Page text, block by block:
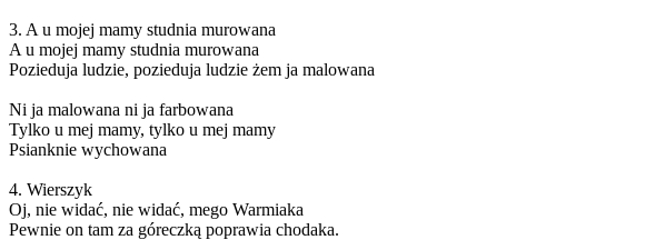
3. A u mojej mamy studnia murowana
A u mojej mamy studnia murowana
Pozieduja ludzie, pozieduja ludzie żem ja malowana
Ni ja malowana ni ja farbowana
Tylko u mej mamy, tylko u mej mamy
Psianknie wychowana
4. Wierszyk
Oj, nie widać, nie widać, mego Warmiaka
Pewnie on tam za góreczką poprawia chodaka.